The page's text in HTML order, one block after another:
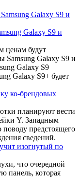
Galaxy S9 и
ценам будут
Samsung Galaxy S9 и
Galaxy S9
Galaxy S9+ будет
ко-брендовых
планируют вести
Y. Западным
предстоящего
сведений.
изогнутый по
что очередной
панель, которая